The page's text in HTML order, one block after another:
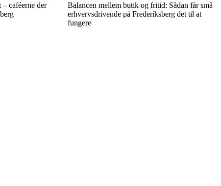
caféerne der
Balancen mellem butik og fritid: Sådan får små
erhvervsdrivende på Frederiksberg det til at
fungere